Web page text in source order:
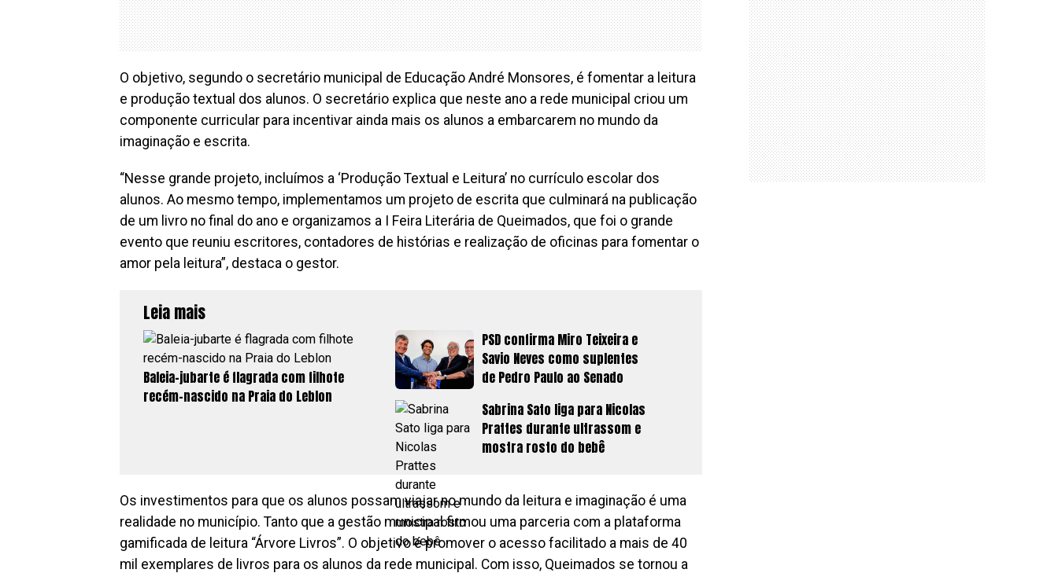
O objetivo, segundo o secretário municipal de Educação André Monsores, é fomentar a leitura
e produção textual dos alunos. O secretário explica que neste ano a rede municipal criou um
componente curricular para incentivar ainda mais os alunos a embarcarem no mundo da
imaginação e escrita.
“Nesse grande projeto, incluímos a ‘Produção Textual e Leitura’ no currículo escolar dos
alunos. Ao mesmo tempo, implementamos um projeto de escrita que culminará na publicação
de um livro no final do ano e organizamos a I Feira Literária de Queimados, que foi o grande
evento que reuniu escritores, contadores de histórias e realização de oficinas para fomentar o
amor pela leitura”, destaca o gestor.
Leia mais
Baleia-jubarte é flagrada com filhote
recém-nascido na Praia do Leblon
PSD confirma Miro Teixeira e
Savio Neves como suplentes
de Pedro Paulo ao Senado
Sabrina Sato liga para Nicolas
Prattes durante ultrassom e
mostra rosto do bebê
Os investimentos para que os alunos possam viajar no mundo da leitura e imaginação é uma
realidade no município. Tanto que a gestão municipal firmou uma parceria com a plataforma
gamificada de leitura “Árvore Livros”. O objetivo é promover o acesso facilitado a mais de 40
mil exemplares de livros para os alunos da rede municipal. Com isso, Queimados se tornou a